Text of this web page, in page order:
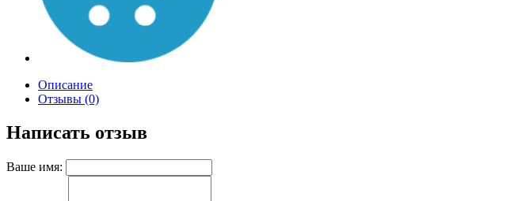
Описание
Отзывы (0)
Написать отзыв
Ваше имя: